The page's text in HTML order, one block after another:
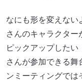
なにも形を変えない
さんのキャラクター
ピックアップした
さんが参加できる舞
ンミーティングで